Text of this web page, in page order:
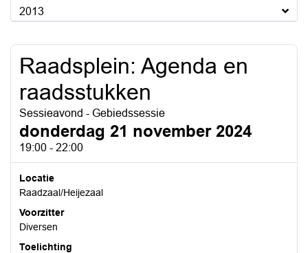
2013
Raadsplein: Agenda en
raadsstukken
Sessieavond - Gebiedssessie
donderdag 21 november 2024
19:00 - 22:00
Locatie
Raadzaal/Heijezaal
Voorzitter
Diversen
Toelichting